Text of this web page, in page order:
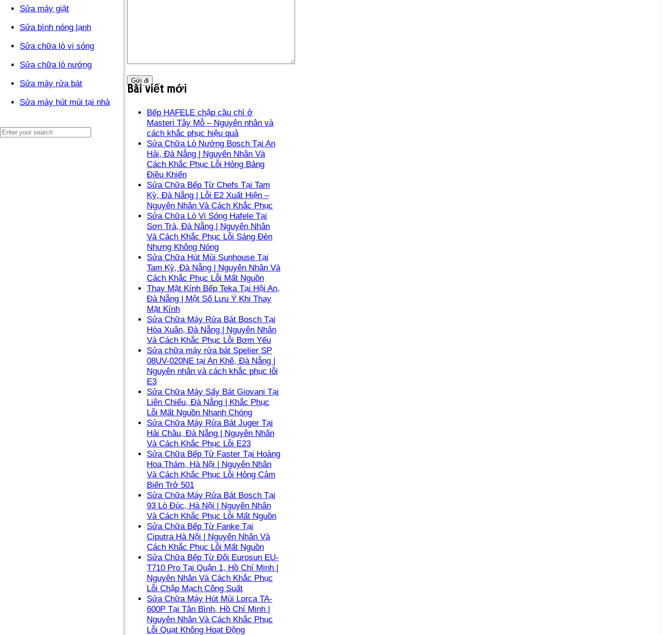
Sửa máy giặt
Sửa bình nóng lạnh
Sửa chữa lò vi sóng
Sửa chữa lò nướng
Sửa máy rửa bát
Sửa máy hút mùi tại nhà
Bài viết mới
Bếp HAFELE chập cầu chì ở
Masteri Tây Mỗ – Nguyên nhân và
cách khắc phục hiệu quả
Sửa Chữa Lò Nướng Bosch Tại An
Hải, Đà Nẵng | Nguyên Nhân Và
Cách Khắc Phục Lỗi Hỏng Bảng
Điều Khiển
Sửa Chữa Bếp Từ Chefs Tại Tam
Kỳ, Đà Nẵng | Lỗi E2 Xuất Hiện –
Nguyên Nhân Và Cách Khắc Phục
Sửa Chữa Lò Vi Sóng Hafele Tại
Sơn Trà, Đà Nẵng | Nguyên Nhân
Và Cách Khắc Phục Lỗi Sáng Đèn
Nhưng Không Nóng
Sửa Chữa Hút Mùi Sunhouse Tại
Tam Kỳ, Đà Nẵng | Nguyên Nhân Và
Cách Khắc Phục Lỗi Mất Nguồn
Thay Mặt Kính Bếp Teka Tại Hội An,
Đà Nẵng | Một Số Lưu Ý Khi Thay
Mặt Kính
Sửa Chữa Máy Rửa Bát Bosch Tại
Hòa Xuân, Đà Nẵng | Nguyên Nhân
Và Cách Khắc Phục Lỗi Bơm Yếu
Sửa chữa máy rửa bát Spelier SP
08UV-020NE tại An Khê, Đà Nẵng |
Nguyên nhân và cách khắc phục lỗi
E3
Sửa Chữa Máy Sấy Bát Giovani Tại
Liên Chiểu, Đà Nẵng | Khắc Phục
Lỗi Mất Nguồn Nhanh Chóng
Sửa Chữa Máy Rửa Bát Juger Tại
Hải Châu, Đà Nẵng | Nguyên Nhân
Và Cách Khắc Phục Lỗi E23
Sửa Chữa Bếp Từ Faster Tại Hoàng
Hoa Thám, Hà Nội | Nguyên Nhân
Và Cách Khắc Phục Lỗi Hỏng Cảm
Biến Trở 501
Sửa Chữa Máy Rửa Bát Bosch Tại
93 Lò Đúc, Hà Nội | Nguyên Nhân
Và Cách Khắc Phục Lỗi Mất Nguồn
Sửa Chữa Bếp Từ Fanke Tại
Ciputra Hà Nội | Nguyên Nhân Và
Cách Khắc Phục Lỗi Mất Nguồn
Sửa Chữa Bếp Từ Đôi Eurosun EU-
T710 Pro Tại Quận 1, Hồ Chí Minh |
Nguyên Nhân Và Cách Khắc Phục
Lỗi Chập Mạch Công Suất
Sửa Chữa Máy Hút Mùi Lorca TA-
600P Tại Tân Bình, Hồ Chí Minh |
Nguyên Nhân Và Cách Khắc Phục
Lỗi Quạt Không Hoạt Động